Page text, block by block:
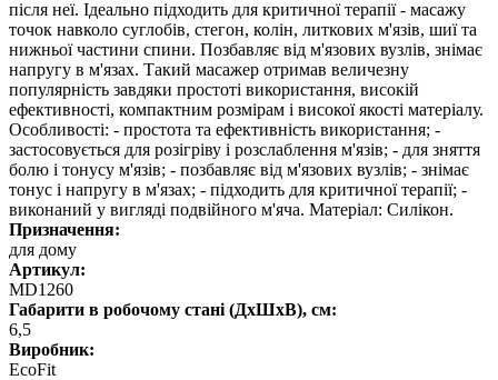
після неї. Ідеально підходить для критичної терапії - масажу
точок навколо суглобів, стегон, колін, литкових м'язів, шиї та
нижньої частини спини. Позбавляє від м'язових вузлів, знімає
напругу в м'язах. Такий масажер отримав величезну
популярність завдяки простоті використання, високій
ефективності, компактним розмірам і високої якості матеріалу.
Особливості: - простота та ефективність використання; -
застосовується для розігріву і розслаблення м'язів; - для зняття
болю і тонусу м'язів; - позбавляє від м'язових вузлів; - знімає
тонус і напругу в м'язах; - підходить для критичної терапії; -
виконаний у вигляді подвійного м'яча. Матеріал: Силікон.
Призначення:
для дому
Артикул:
MD1260
Габарити в робочому стані (ДхШхВ), см:
6,5
Виробник:
EcoFit